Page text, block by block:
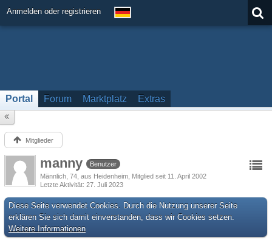
Anmelden oder registrieren
Portal Forum Marktplatz Extras
Mitglieder
manny
Benutzer
Männlich 74 aus Heidenheim Mitglied seit 11. April 2002
Letzte Aktivität 27. Juli 2023
Diese Seite verwendet Cookies. Durch die Nutzung unserer Seite
erklären Sie sich damit einverstanden, dass wir Cookies setzen.
Weitere Informationen